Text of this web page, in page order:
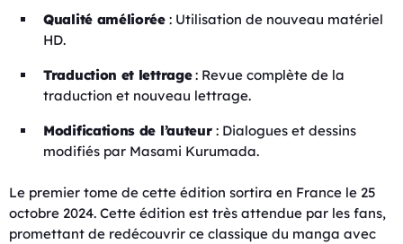
Qualité améliorée: Utilisation de nouveau matériel
HD.
Traduction et lettrage: Revue complète de la
traduction et nouveau lettrage.
Modifications de l’auteur: Dialogues et dessins
modifiés par Masami Kurumada.
Le premier tome de cette édition sortira en France le 25
octobre 2024. Cette édition est très attendue par les fans,
promettant de redécouvrir ce classique du manga avec